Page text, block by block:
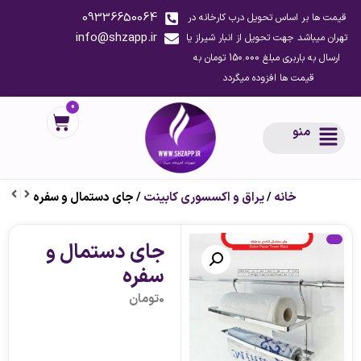
قیمت ها بر اساس تحویل درب کارخانه در
تهران میباشد جهت تحویل از انبار شیراز یا
ارسال به باربری مبلغ 150.000 تومان به
قیمت ها افزوده میگردد
09336650064
info@shzapp.ir
منو
0
خانه/یراق و اکسسوری کابینت/ جای دستمال و سفره
جای دستمال و
سفره
0تومان